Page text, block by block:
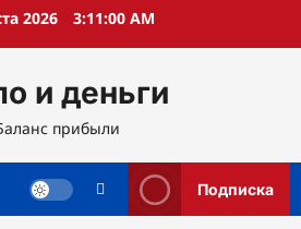
2026 3:11:00 AM
и деньги
прибыли
Подписка